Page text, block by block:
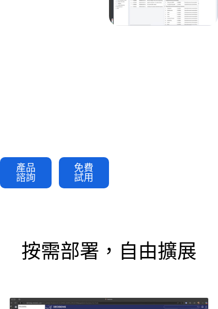
產品
諮詢
免費
試用
按需部署，自由擴展